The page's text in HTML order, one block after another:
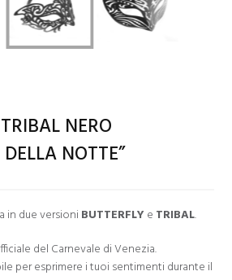
NERO
NOTTE”
in due versioni BUTTERFLY e TRIBAL.
del Carnevale di Venezia.
per esprimere i tuoi sentimenti durante il